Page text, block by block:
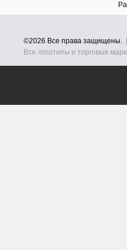
©2026 Все права защищены.
Все логотипы и торговые